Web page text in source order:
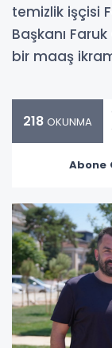
temizlik işçisi
Başkanı
bir maaş
218 OKUNMA
Abone